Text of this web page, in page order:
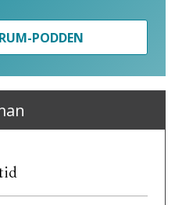
PODDEN